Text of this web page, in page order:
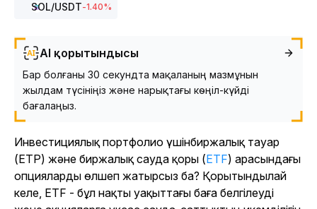
SOL/USDT-1.40%
AI қорытындысы
Бар болғаны 30 секундта мақаланың мазмұнын
жылдам түсініңіз және нарықтағы көңіл-күйді
бағалаңыз.
Инвестициялық портфолио үшінбиржалық тауар
(ETP) және биржалық сауда қоры (ETF) арасындағы
опцияларды өлшеп жатырсыз ба? Қорытындылай
келе, ETF - бұл нақты уақыттағы баға белгілеуді